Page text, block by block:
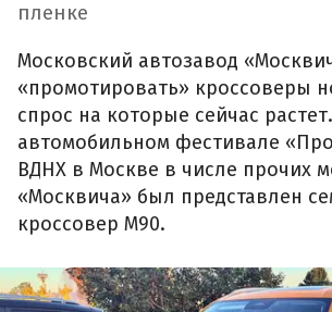
пленке
Московский автозавод
«промотировать» кроссоверы
спрос на которые сейчас
автомобильном фестивале
ВДНХ в Москве в числе прочих
«Москвича» был представлен
кроссовер М90.